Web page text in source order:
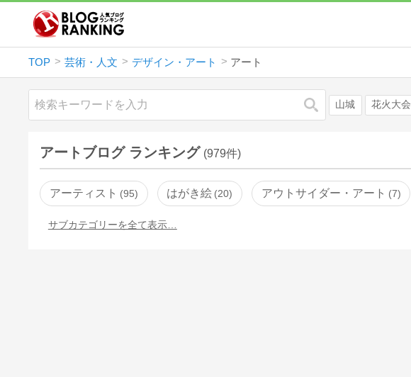
TOP 芸術・人文 デザイン・アート アート
検索 山城 花火大会
アートブログ ランキング (979件)
アーティスト 95 はがき絵 20 アウトサイダー・アート 7
サブカテゴリーを全て表示…